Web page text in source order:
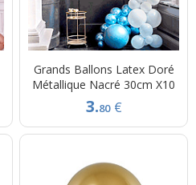
Grands Ballons Latex Doré
Métallique Nacré 30cm X10
3.80 €